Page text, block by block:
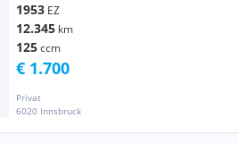
1953 EZ
12.345 km
125ccm
Privat
6020 Innsbruck
€ 1.700